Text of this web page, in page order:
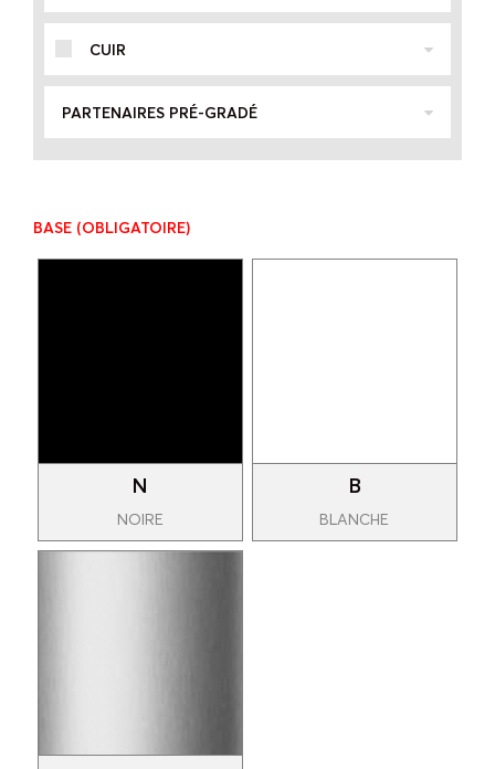
CUIR
PARTENAIRES PRÉ-GRADÉ
BASE (OBLIGATOIRE)
N
NOIRE
B
BLANCHE